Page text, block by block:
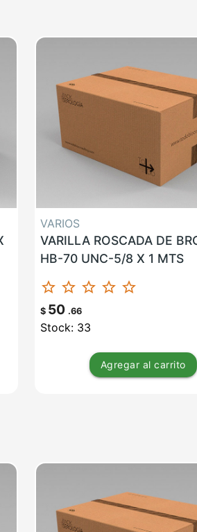
VARIOS
VARILLA ROSCADA DE
HB-70 UNC-5/8 X 1 MTS
star_border star_border star_border star_border star_border
$ 50 .66
Stock: 33
Agregar al carrito